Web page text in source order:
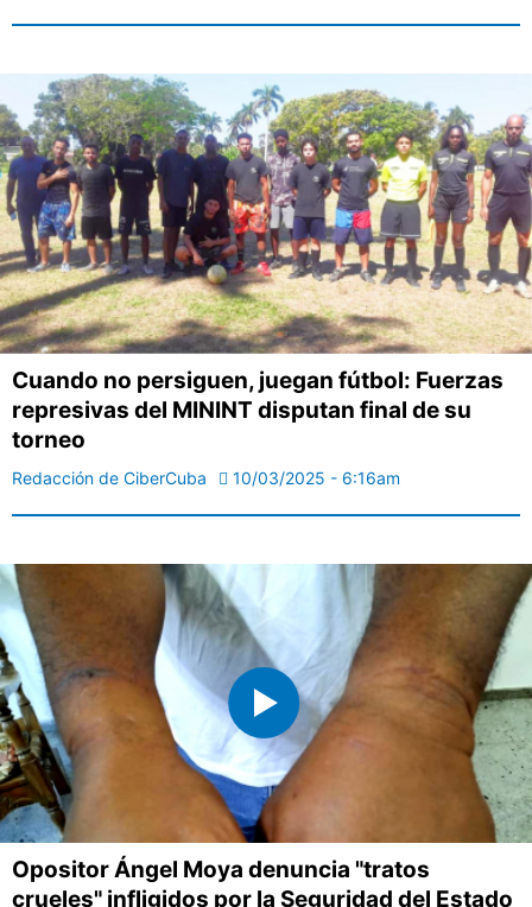
Cuando no persiguen, juegan fútbol: Fuerzas
represivas del MININT disputan final de su
torneo
Redacción de CiberCuba 10/03/2025 - 6:16am
Opositor Ángel Moya denuncia "tratos
crueles" infligidos por la Seguridad del Estado